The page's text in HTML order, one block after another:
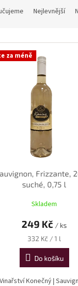
Nejlevnější
za méně
Frizzante,
suché, 0,75 l
Skladem
249 Kč / ks
Měrná
cena:
332 Kč / 1 l
Do košíku
Vinařství Konečný |